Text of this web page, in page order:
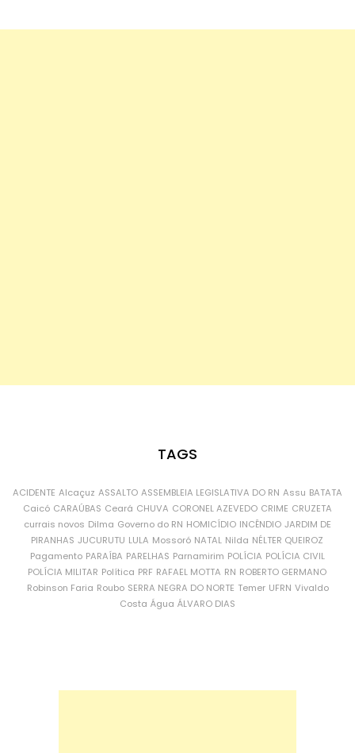
TAGS
ACIDENTE Alcaçuz ASSALTO ASSEMBLEIA LEGISLATIVA DO RN Assu BATATA
Caicó CARAÚBAS Ceará CHUVA CORONEL AZEVEDO CRIME CRUZETA
currais novos Dilma Governo do RN HOMICÍDIO INCÊNDIO JARDIM DE
PIRANHAS JUCURUTU LULA Mossoró NATAL Nilda NÉLTER QUEIROZ
Pagamento PARAÍBA PARELHAS Parnamirim POLÍCIA POLÍCIA CIVIL
POLÍCIA MILITAR Política PRF RAFAEL MOTTA RN ROBERTO GERMANO
Robinson Faria Roubo SERRA NEGRA DO NORTE Temer UFRN Vivaldo
Costa Água ÁLVARO DIAS